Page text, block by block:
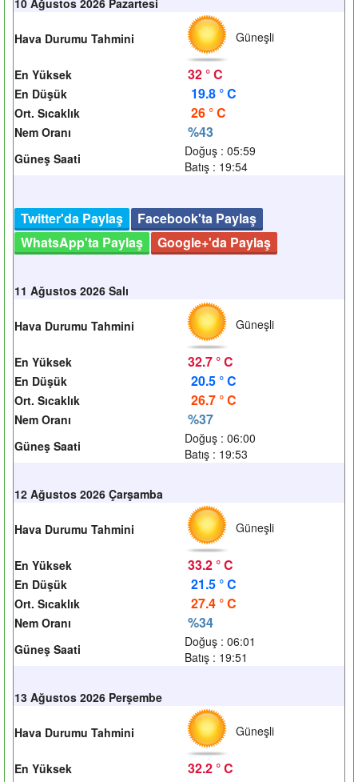
Hava Durumu Tahmini Güneşli
En Yüksek 32 ° C
En Düşük 19.8 ° C
Ort. Sıcaklık 26 ° C
Nem Oranı %43
Güneş Saati
Doğuş : 05:59
Batış : 19:54
Twitter'da Paylaş
Facebook'ta Paylaş
WhatsApp'ta Paylaş
Google+'da Paylaş
11 Ağustos 2026 Salı
Hava Durumu Tahmini Güneşli
En Yüksek 32.7 ° C
En Düşük 20.5 ° C
Ort. Sıcaklık 26.7 ° C
Nem Oranı %37
Güneş Saati
Doğuş : 06:00
Batış : 19:53
12 Ağustos 2026 Çarşamba
Hava Durumu Tahmini Güneşli
En Yüksek 33.2 ° C
En Düşük 21.5 ° C
Ort. Sıcaklık 27.4 ° C
Nem Oranı %34
Güneş Saati
Doğuş : 06:01
Batış : 19:51
13 Ağustos 2026 Perşembe
Hava Durumu Tahmini Güneşli
En Yüksek 32.2 ° C